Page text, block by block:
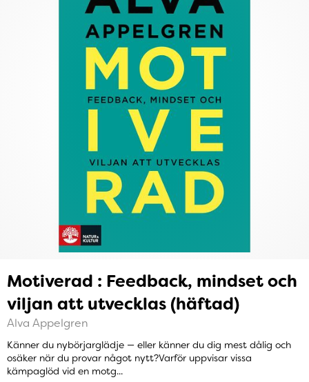
Motiverad : Feedback, mindset och
viljan att utvecklas (häftad)
Alva Appelgren
Känner du nybörjarglädje — eller känner du dig mest dålig och
osäker när du provar något nytt?Varför uppvisar vissa
kämpaglöd vid en motg...